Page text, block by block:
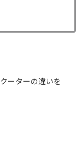
ーターの違いを